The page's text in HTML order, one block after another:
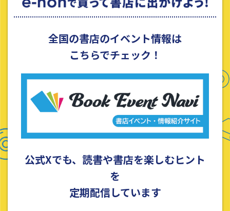
全国の書店のイベント情報は
こちらでチェック！
公式Xでも、読書や書店を楽しむヒント
を
定期配信しています